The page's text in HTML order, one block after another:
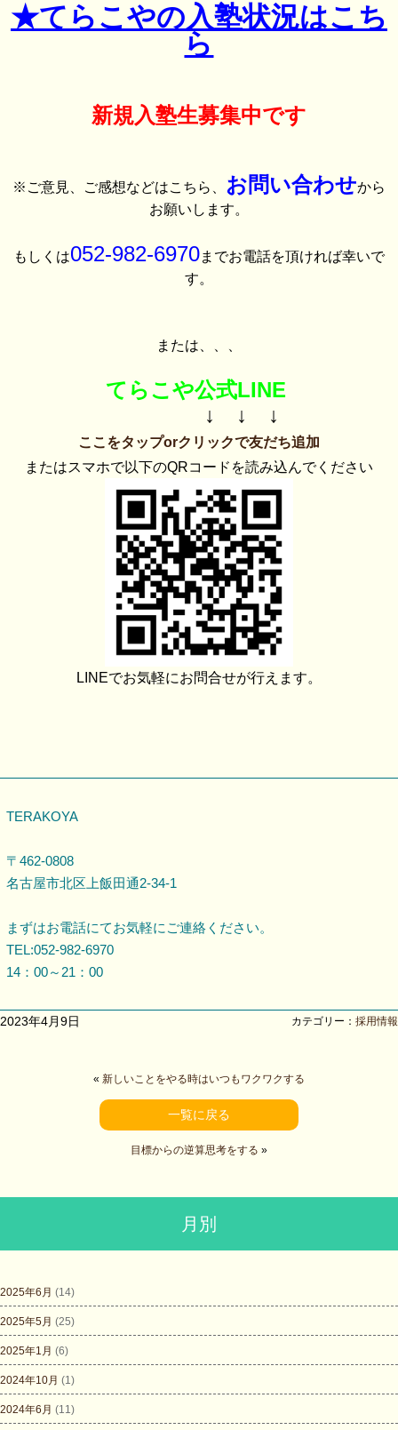
★てらこやの入塾状況はこち
ら
新規入塾生募集中です
※ご意見、ご感想などはこちら、 お問い合わせから
お願いします。
もしくは052-982-6970までお電話を頂ければ幸いで
す。
または、、、
てらこや公式LINE
↓ ↓ ↓
ここをタップorクリックで友だち追加
またはスマホで以下のQRコードを読み込んでください
LINEでお気軽にお問合せが行えます。
TERAKOYA
〒462-0808
名古屋市北区上飯田通2-34-1
まずはお電話にてお気軽にご連絡ください。
TEL:052-982-6970
14：00～21：00
2023年4月9日 カテゴリー： 採用情報
« 新しいことをやる時はいつもワクワクする
一覧に戻る
目標からの逆算思考をする »
月別
2025年6月 (14)
2025年5月 (25)
2025年1月 (6)
2024年10月 (1)
2024年6月 (11)